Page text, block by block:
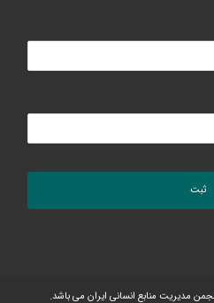
مدیریت منابع انسانی ایران می باشد.